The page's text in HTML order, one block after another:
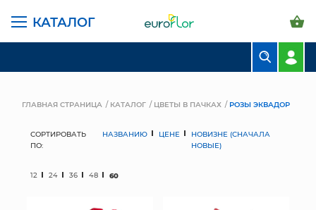
КАТАЛОГ
ГЛАВНАЯ СТРАНИЦА КАТАЛОГ ЦВЕТЫ В ПАЧКАХ РОЗЫ ЭКВАДОР
СОРТИРОВАТЬ
ПО:
НАЗВАНИЮ ЦЕНЕ
НОВИЗНЕ (СНАЧАЛА
НОВЫЕ)
12 24 36 48 60